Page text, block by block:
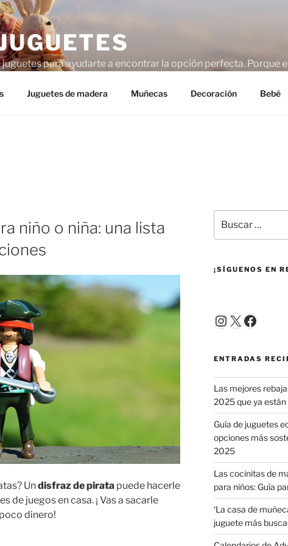
para ayudarte a encontrar la opción perfecta. Porque
Juguetes de madera Muñecas Decoración Bebé
niño o niña: una lista
Undisfraz de pirata puede hacerle
de juegos en casa. ¡ Vas a sacarle
dinero!
por:
¡SÍGUENOS EN
Instagram
X
ENTRADAS
Las mejores
2025 que ya
Guía de juguetes
opciones más
2025
Las cocinitas de
para niños: Guía
‘La casa de
juguete más